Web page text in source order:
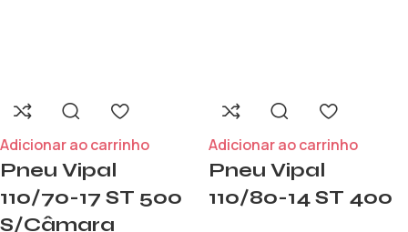
Adicionar ao carrinho
Pneu Vipal
110/70-17 ST 500
S/Câmara
Adicionar ao carrinho
Pneu Vipal
110/80-14 ST 400